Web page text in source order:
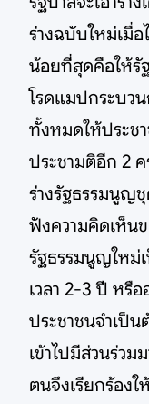
ร่างฉบับใหม่เมื่อ
น้อยที่สุดคือให้รั
โรดแมปกระบว
ทั้งหมดให้ประช
ประชามติอีก 2
ร่างรัฐธรรมนูญ
ฟังความคิดเห็น
รัฐธรรมนูญใหม่เ
เวลา 2-3 ปี หรื
ประชาชนจำเป็น
เข้าไปมีส่วนร่ว
ตนจึงเรียกร้อง